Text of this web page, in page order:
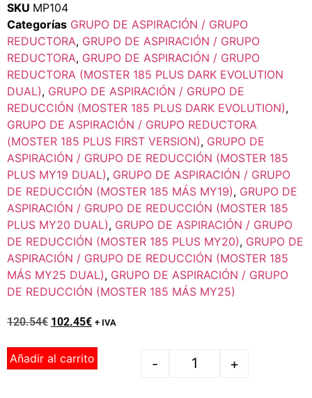
SKU MP104
Categorías GRUPO DE ASPIRACIÓN / GRUPO
REDUCTORA, GRUPO DE ASPIRACIÓN / GRUPO
REDUCTORA, GRUPO DE ASPIRACIÓN / GRUPO
REDUCTORA (MOSTER 185 PLUS DARK EVOLUTION
DUAL), GRUPO DE ASPIRACIÓN / GRUPO DE
REDUCCIÓN (MOSTER 185 PLUS DARK EVOLUTION),
GRUPO DE ASPIRACIÓN / GRUPO REDUCTORA
(MOSTER 185 PLUS FIRST VERSION), GRUPO DE
ASPIRACIÓN / GRUPO DE REDUCCIÓN (MOSTER 185
PLUS MY19 DUAL), GRUPO DE ASPIRACIÓN / GRUPO
DE REDUCCIÓN (MOSTER 185 MÁS MY19), GRUPO DE
ASPIRACIÓN / GRUPO DE REDUCCIÓN (MOSTER 185
PLUS MY20 DUAL), GRUPO DE ASPIRACIÓN / GRUPO
DE REDUCCIÓN (MOSTER 185 PLUS MY20), GRUPO DE
ASPIRACIÓN / GRUPO DE REDUCCIÓN (MOSTER 185
MÁS MY25 DUAL), GRUPO DE ASPIRACIÓN / GRUPO
DE REDUCCIÓN (MOSTER 185 MÁS MY25)
120.54€ 102.45€ + IVA
- +
Añadir al carrito